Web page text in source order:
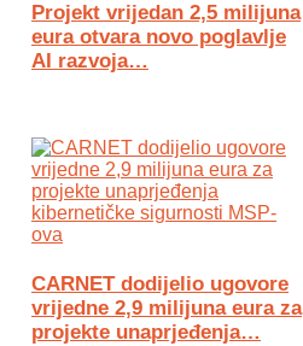
Projekt vrijedan 2,5 milijuna
eura otvara novo poglavlje
AI razvoja…
CARNET dodijelio ugovore
vrijedne 2,9 milijuna eura za
projekte unaprjeđenja…